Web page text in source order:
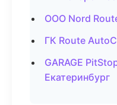
ООО Nord
ГК Route
GARAGE
Екатеринбург